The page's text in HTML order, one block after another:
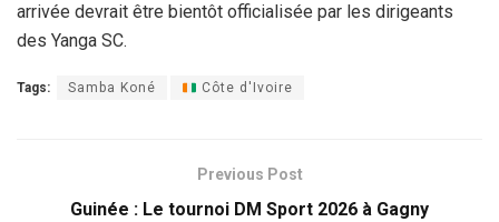
arrivée devrait être bientôt officialisée par les dirigeants
des Yanga SC.
Tags: Samba Koné Côte d'Ivoire
Previous Post
Guinée : Le tournoi DM Sport 2026 à Gagny